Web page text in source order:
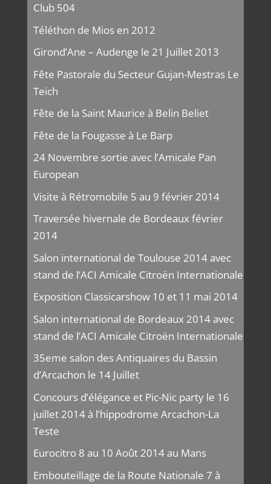
Club 504
Téléthon de Mios en 2012
Girond’Ane – Audenge le 21 Juillet 2013
Fête Pastorale du Secteur Gujan-Mestras Le
Teich
Fête de la Saint Maurice à Belin Beliet
Fête de la Fougasse à Le Barp
24 Novembre sortie avec l’Amicale Pan
European
Visite à Rétromobile 5 au 9 février 2014
Traversée hivernale de Bordeaux février
2014
Salon international de Toulouse 2014 avec
stand de l’ACI Amicale Citroën Internationale
Exposition Classicarshow 10 et 11 mai 2014
Salon international de Bordeaux 2014 avec
stand de l’ACI Amicale Citroën Internationale
35eme salon des Antiquaires du Bassin
d’Arcachon le 14 Juillet
Concours d’élégance et Pic-Nic party le 16
juillet 2014 à l’hippodrome Arcachon-La
Teste
Eurocitro 8 au 10 Août 2014 au Mans
Embouteillage de la Route Nationale 7 à